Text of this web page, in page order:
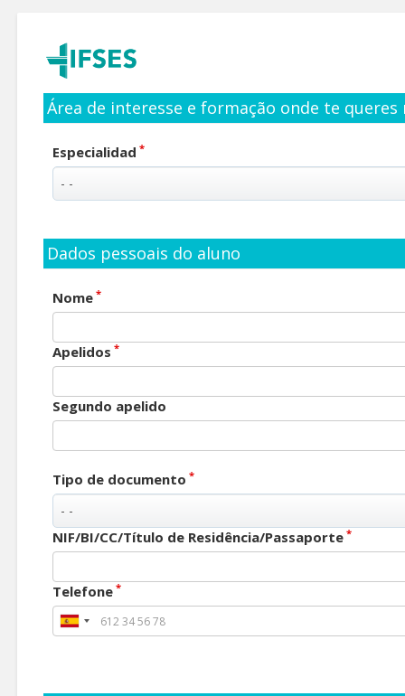
Área de interesse e formação onde te
Especialidad *
Dados pessoais do aluno
Nome *
Apelidos *
Segundo apelido
Tipo de documento *
NIF/BI/CC/Título de Residência/Passaporte *
Telefone *